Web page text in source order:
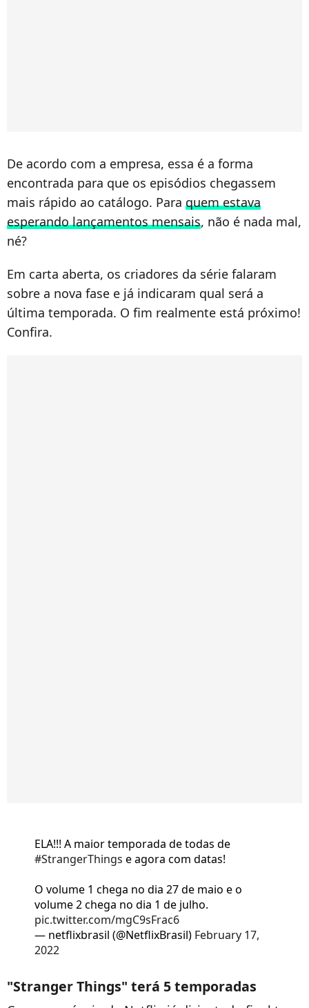
De acordo com a empresa, essa é a forma
encontrada para que os episódios chegassem
mais rápido ao catálogo. Para quem estava
esperando lançamentos mensais, não é nada mal,
né?
Em carta aberta, os criadores da série falaram
sobre a nova fase e já indicaram qual será a
última temporada. O fim realmente está próximo!
Confira.
ELA!!! A maior temporada de todas de
#StrangerThings e agora com datas!
O volume 1 chega no dia 27 de maio e o
volume 2 chega no dia 1 de julho.
pic.twitter.com/mgC9sFrac6
— netflixbrasil (@NetflixBrasil) February 17,
2022
"Stranger Things" terá 5 temporadas